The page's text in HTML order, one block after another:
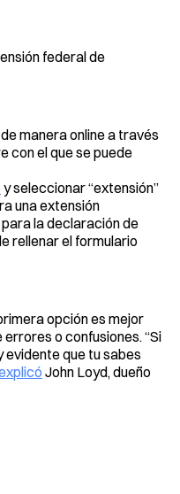
federal de
de manera online a través
con el que se puede
y seleccionar “extensión”
una extensión
la declaración de
rellenar el formulario
opción es mejor
o confusiones. “Si
evidente que tu sabes
John Loyd, dueño